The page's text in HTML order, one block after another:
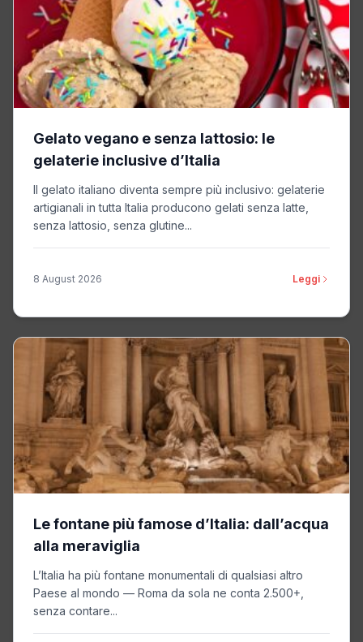
Gelato vegano e senza lattosio: le
gelaterie inclusive d’Italia
Il gelato italiano diventa sempre più inclusivo: gelaterie
artigianali in tutta Italia producono gelati senza latte,
senza lattosio, senza glutine...
8 August 2026 Leggi
Le fontane più famose d’Italia: dall’acqua
alla meraviglia
L’Italia ha più fontane monumentali di qualsiasi altro
Paese al mondo — Roma da sola ne conta 2.500+,
senza contare...